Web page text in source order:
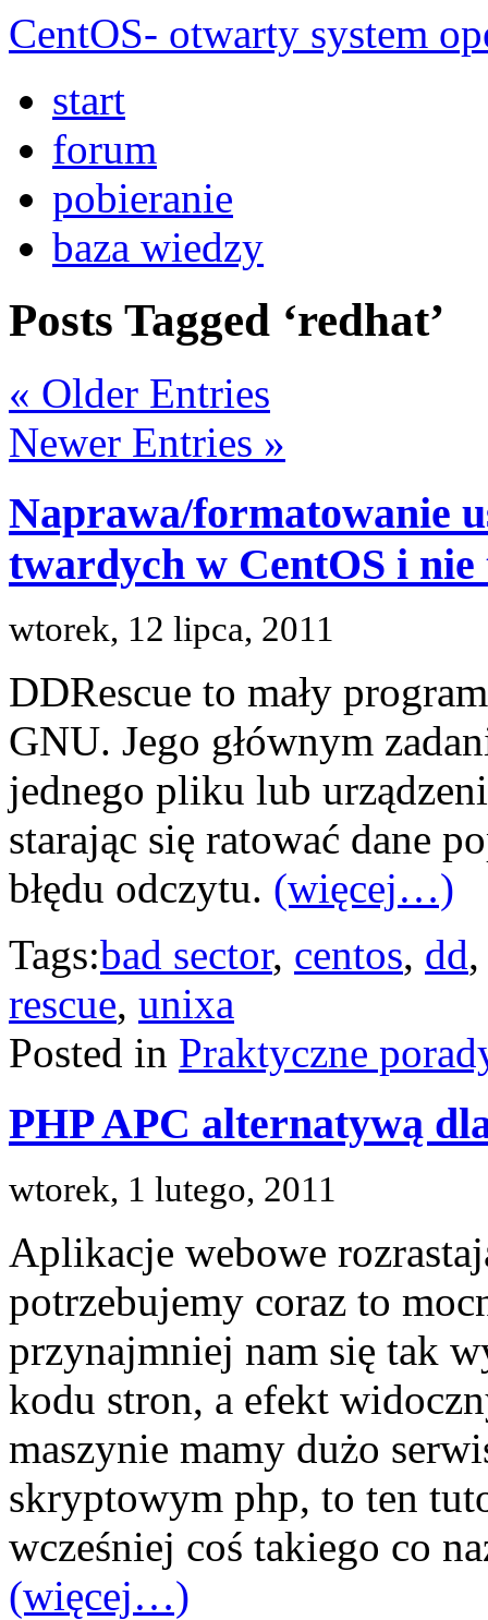
CentOS- otwarty system
start
forum
pobieranie
baza wiedzy
Posts Tagged ‘redhat’
« Older Entries
Newer Entries »
Naprawa/formatowanie
twardych w CentOS i
wtorek, 12 lipca, 2011
DDRescue to mały
GNU. Jego głównym
jednego pliku lub
starając się ratować dane
błędu odczytu. (więcej…)
Tags:bad sector, centos, dd
rescue, unixa
Posted in Praktyczne
PHP APC alternatywą
wtorek, 1 lutego, 2011
Aplikacje webowe
potrzebujemy coraz to
przynajmniej nam się tak
kodu stron, a efekt
maszynie mamy dużo
skryptowym php, to ten
wcześniej coś takiego co
(więcej…)